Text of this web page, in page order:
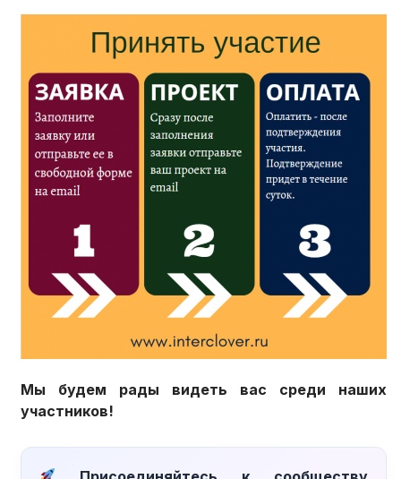
Мы будем рады видеть вас среди наших
участников!